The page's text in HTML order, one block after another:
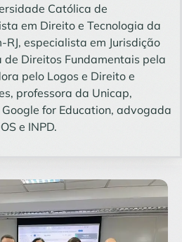
Católica de
em Direito e Tecnologia da
especialista em Jurisdição
de Direitos Fundamentais pela
pelo Logos e Direito e
professora da Unicap,
for Education, advogada
e INPD.